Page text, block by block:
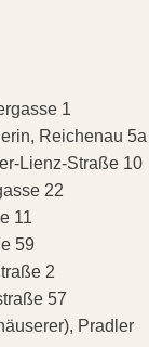
1
Reichenau 5a
Lienz-Straße 10
22
11
59
2
57
Pradler